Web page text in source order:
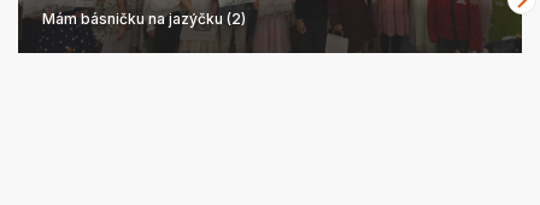
Mám básničku na jazýčku (2)